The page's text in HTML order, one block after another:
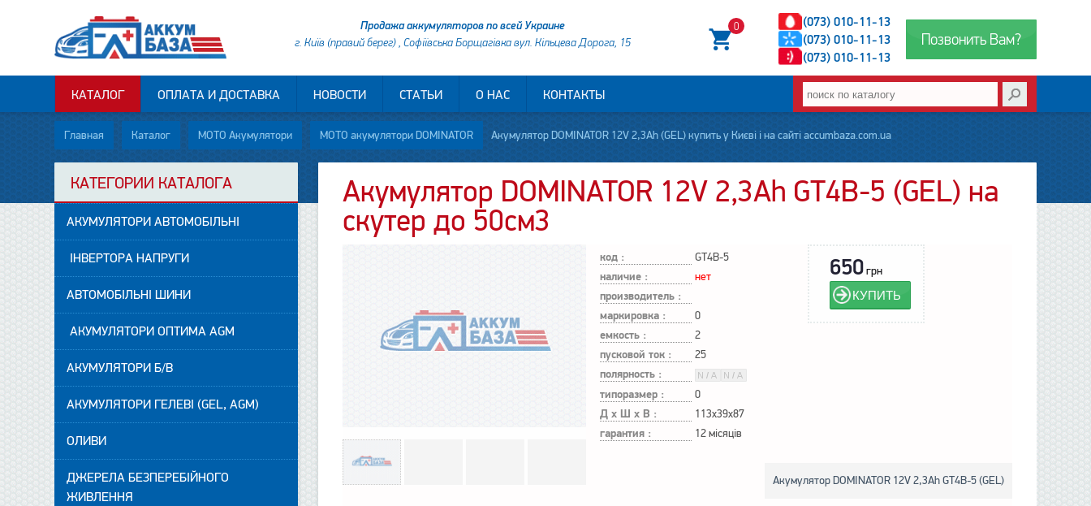
Позвонить Вам?
(073) 010-11-13
(073) 010-11-13
(073) 010-11-13
0
Продажа аккумуляторов по всей Украине
г. Київ (правий берег) , Софіївська Борщагівка вул. Кільцева Дорога, 15
КАТАЛОГ ОПЛАТА И ДОСТАВКА НОВОСТИ СТАТЬИ О НАС КОНТАКТЫ
Главная Каталог МОТО Акумулятори МОТО акумулятори DOMINATOR Акумулятор DOMINATOR 12V 2,3Ah (GEL) купить у Києві і на сайті accumbaza.com.ua
Акумулятор DOMINATOR 12V 2,3Ah GT4B-5 (GEL) на
скутер до 50см3
код : GT4B-5
наличие : нет
производитель :
маркировка :
0
емкость : 2
пусковой ток : 25
полярность :
типоразмер :
0
Д х Ш х В : 113x39x87
гарантия : 12 місяців
650грн
КУПИТЬ
Акумулятор DOMINATOR 12V 2,3Ah GT4B-5 (GEL)
КАТЕГОРИИ КАТАЛОГА
АКУМУЛЯТОРИ АВТОМОБІЛЬНІ
ІНВЕРТОРА НАПРУГИ
АВТОМОБІЛЬНІ ШИНИ
АКУМУЛЯТОРИ ОПТИМА AGM
АКУМУЛЯТОРИ Б/В
АКУМУЛЯТОРИ ГЕЛЕВІ (GEL, AGM)
ОЛИВИ
ДЖЕРЕЛА БЕЗПЕРЕБІЙНОГО
ЖИВЛЕННЯ